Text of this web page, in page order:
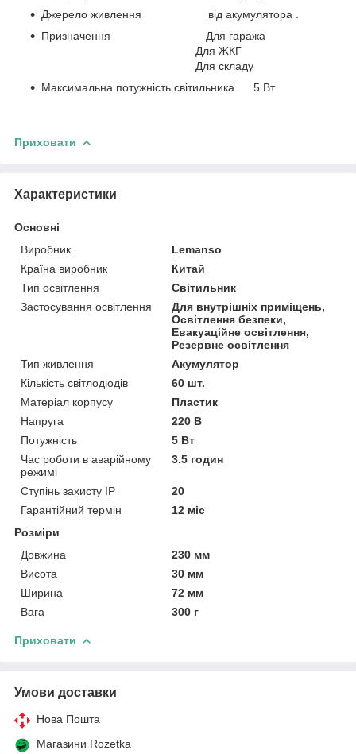
Джерело живлення від акумулятора .
Призначення Для гаража
Для ЖКГ
Для складу
Максимальна потужність світильника 5 Вт
Приховати
Характеристики
Основні
Виробник
Lemanso
Країна виробник
Китай
Тип освітлення
Світильник
Застосування освітлення
Для внутрішніх приміщень,
Освітлення безпеки,
Евакуаційне освітлення,
Резервне освітлення
Тип живлення
Акумулятор
Кількість світлодіодів
60 шт.
Матеріал корпусу
Пластик
Напруга
220 В
Потужність
5 Вт
Час роботи в аварійному
режимі
3.5 годин
Ступінь захисту IP
20
Гарантійний термін
12 міс
Розміри
Довжина
230 мм
Висота
30 мм
Ширина
72 мм
Вага
300 г
Приховати
Умови доставки
Нова Пошта
Магазини Rozetka